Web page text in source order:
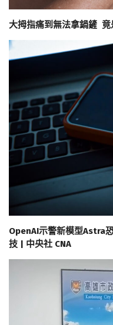
大拇指痛到無法拿鍋鏟
OpenAI示警新模型Astra
技 | 中央社 CNA